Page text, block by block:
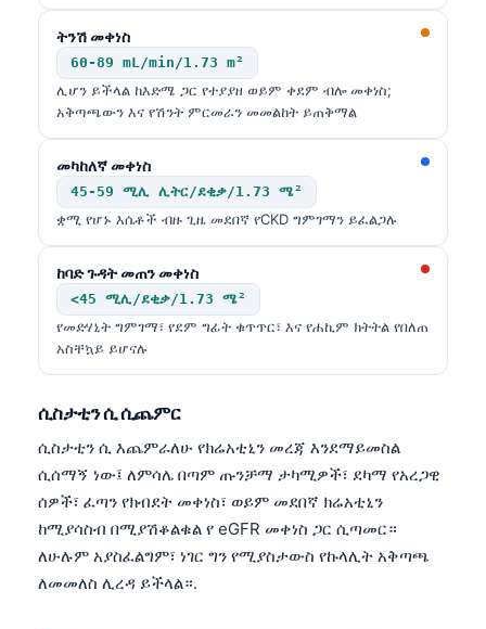
ትንሽ መቀነስ
60-89 mL/min/1.73 m²
ሊሆን ይችላል ከእድሜ ጋር የተያያዘ ወይም ቀደም ብሎ መቀነስ;
አቅጣጫውን እና የሽንት ምርመራን መመልከት ይጠቅማል
መካከለኛ መቀነስ
45-59 ሚሊ ሊትር/ደቂቃ/1.73 ሜ²
ቋሚ የሆኑ እሴቶች ብዙ ጊዜ መደበኛ የCKD ግምገማን ይፈልጋሉ
ከባድ ጉዳት መጠን መቀነስ
<45 ሚሊ/ደቂቃ/1.73 ሜ²
የመድሃኒት ግምገማ፣ የደም ግፊት ቁጥጥር፣ እና የሐኪም ክትትል የበለጠ
አስቸኳይ ይሆናሉ
ሲስታቲን ሲ ሲጨምር
ሲስታቲን ሲ እጨምራለሁ የክሬአቲኒን መረጃ እንደማይመስል
ሲሰማኝ ነው፤ ለምሳሌ በጣም ጡንቻማ ታካሚዎች፣ ደካማ የአረጋዊ
ሰዎች፣ ፈጣን የክብደት መቀነስ፣ ወይም መደበኛ ክሬአቲኒን
ከሚያሳስብ በሚያሽቆልቁል የ eGFR መቀነስ ጋር ሲጣመር።
ለሁሉም አያስፈልግም፣ ነገር ግን የሚያስታውስ የኩላሊት አቅጣጫ
ለመመለስ ሊረዳ ይችላል።.
සිංහල
অসমীয়া
Galego
Latviešu valoda
Македонски јазик
Euskara
Occitan
العربية المغربية
Монгол
ພາສາລາວ
Cebuano
ئۇيغۇرچە
Кыргызча
Татар теле